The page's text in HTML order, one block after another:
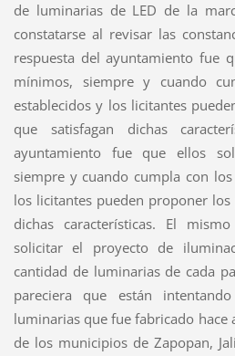
de luminarias de LED de la
constatarse al revisar las
respuesta del ayuntamiento fue
mínimos, siempre y cuando
establecidos y los licitantes
que satisfagan dichas
ayuntamiento fue que ellos
siempre y cuando cumpla con
los licitantes pueden proponer
dichas características. El
solicitar el proyecto de
cantidad de luminarias de cada
pareciera que están
luminarias que fue fabricado hace
de los municipios de Zapopan,